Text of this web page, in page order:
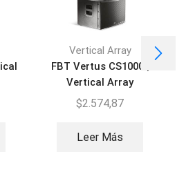
Vertical Array
FBT Vertus CS1000 |
Vertical Array
$2.574,87
Leer Más